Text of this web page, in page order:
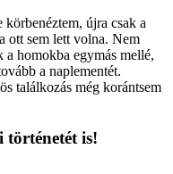
újra csak a
ott sem lett volna. Nem
homokba egymás mellé,
a naplementét.
találkozás még korántsem
történetét is!